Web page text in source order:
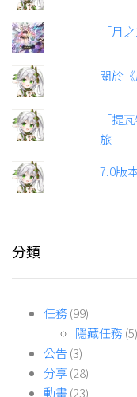
「月
關於
「提
旅
7.0版
分類
任務 (99)
隱藏任務 (5)
公告 (3)
分享(28)
動畫(23)